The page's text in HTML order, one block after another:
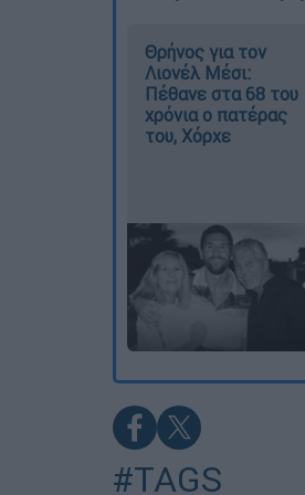
Θρήνος για τον
Λιονέλ Μέσι:
Πέθανε στα 68 του
χρόνια ο πατέρας
του, Χόρχε
#TAGS